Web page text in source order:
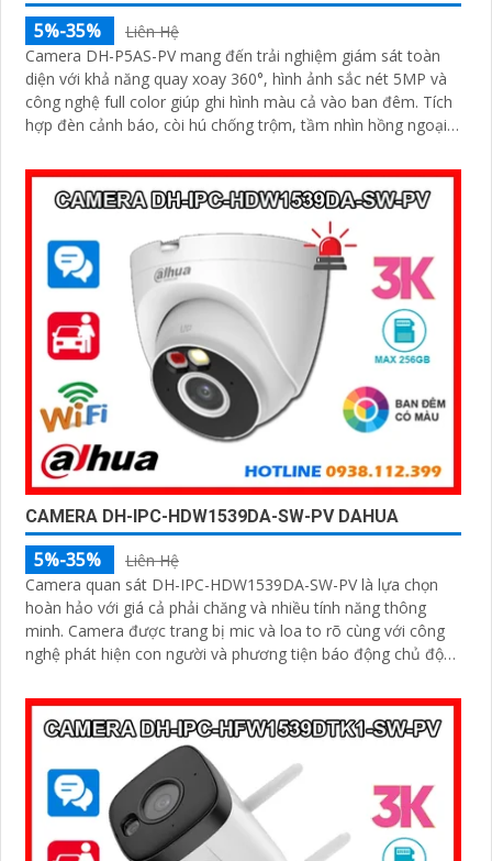
5%-35%
Liên Hệ
Camera DH-P5AS-PV mang đến trải nghiệm giám sát toàn
diện với khả năng quay xoay 360°, hình ảnh sắc nét 5MP và
công nghệ full color giúp ghi hình màu cả vào ban đêm. Tích
hợp đèn cảnh báo, còi hú chống trộm, tầm nhìn hồng ngoại
camera hoạt động ổn định trong mọi điều kiện
CAMERA DH-IPC-HDW1539DA-SW-PV DAHUA
5%-35%
Liên Hệ
Camera quan sát DH-IPC-HDW1539DA-SW-PV là lựa chọn
hoàn hảo với giá cả phải chăng và nhiều tính năng thông
minh. Camera được trang bị mic và loa to rõ cùng với công
nghệ phát hiện con người và phương tiện báo động chủ động